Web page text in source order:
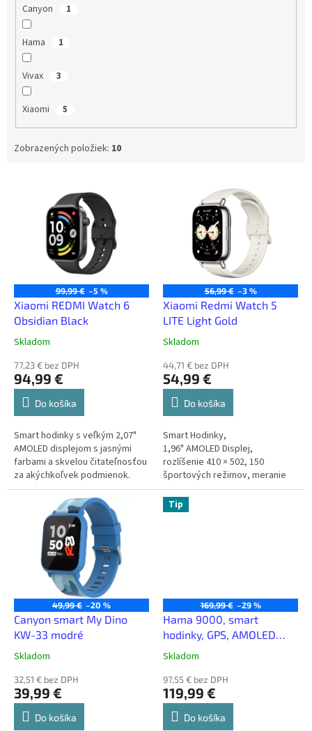
Canyon 1
Hama 1
Vivax 3
Xiaomi 5
Zobrazených položiek: 10
99,99 € –5 %
Xiaomi REDMI Watch 6
Obsidian Black
Skladom
77,23 € bez DPH
94,99 €
Do košíka
Smart hodinky s veľkým 2,07"
AMOLED displejom s jasnými
farbami a skvelou čitateľnosťou
za akýchkoľvek podmienok.
Hodinky disponujú širokou
škálou 150 športových...
56,99 € –3 %
Xiaomi Redmi Watch 5
LITE Light Gold
Skladom
44,71 € bez DPH
54,99 €
Do košíka
Smart Hodinky,
1,96" AMOLED Displej,
rozlíšenie 410 × 502, 150
športových režimov, meranie
tepu, výdrž batérie 18 dní,
vodeodolnosť 5ATM
49,99 € –20 %
Canyon smart My Dino
KW-33 modré
Skladom
32,51 € bez DPH
39,99 €
Do košíka
Tip
169,99 € –29 %
Hama 9000, smart
hodinky, GPS, AMOLED
1,43", funkcia
hudby, AI hlas.asistent
Skladom
97,55 € bez DPH
119,99 €
Do košíka